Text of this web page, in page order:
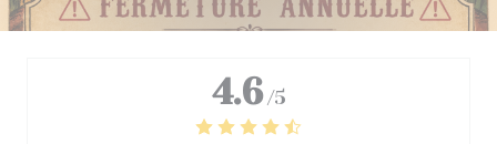
4.6 /5